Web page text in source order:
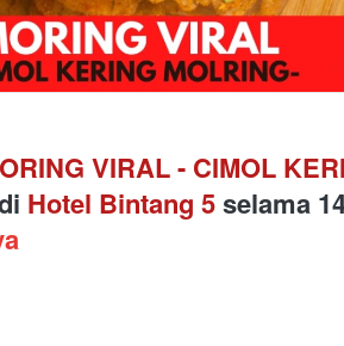
VIRAL - CIMOL
Hotel Bintang 5 selama